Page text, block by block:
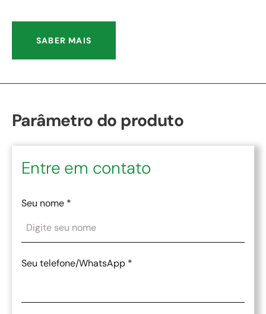
SABER MAIS
Parâmetro do produto
Entre em contato
Seu nome *
Seu telefone/WhatsApp *